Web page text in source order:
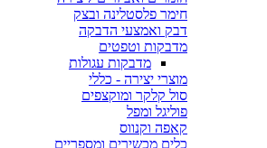
חימר פלסטלינה ובצק
דבק ואמצעי הדבקה
מדבקות וטפטים
מדבקות עגולות
מוצרי יצירה - כללי
סול קלקר ומוקצפים
פוליגל ומפל
קאפה וקנווס
כלים מכשירים ומספריים